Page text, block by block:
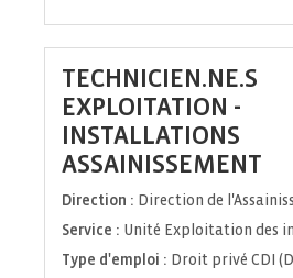
TECHNICIEN.NE.S
EXPLOITATION -
INSTALLATIONS
ASSAINISSEMENT
Direction : Direction de
Service : Unité Exploitation des
Type d'emploi : Droit privé CDI